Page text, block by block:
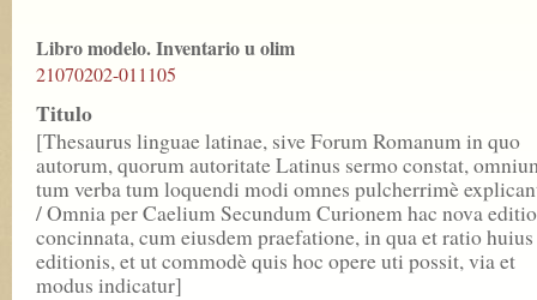
Libro modelo. Inventario u olim
21070202-011105
Titulo
[Thesaurus linguae latinae, sive Forum Romanum in quo
autorum, quorum autoritate Latinus sermo constat,
tum verba tum loquendi modi omnes pulcherrimè
/ Omnia per Caelium Secundum Curionem hac nova
concinnata, cum eiusdem praefatione, in qua et ratio huius
editionis, et ut commodè quis hoc opere uti possit, via et
modus indicatur]